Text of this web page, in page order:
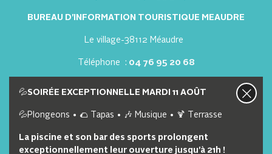
BUREAU D'INFORMATION TOURISTIQUE MEAUDRE
Le village-38112 Méaudre
Téléphone : 04 76 95 20 68
Nous contacter Nos offres d'emploi
Lien utiles
💦SOIRÉE EXCEPTIONNELLE MARDI 11 AOÛT
💦Plongeons • 🌮 Tapas • 🎶 Musique • 🍹 Terrasse
La piscine et son bar des sports prolongent
exceptionnellement leur ouverture jusqu'à 21h !